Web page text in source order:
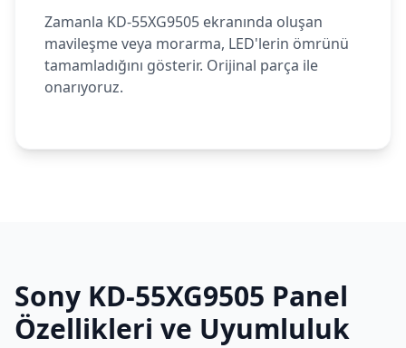
Zamanla KD-55XG9505 ekranında oluşan
mavileşme veya morarma, LED'lerin ömrünü
tamamladığını gösterir. Orijinal parça ile
onarıyoruz.
Sony KD-55XG9505 Panel
Özellikleri ve Uyumluluk